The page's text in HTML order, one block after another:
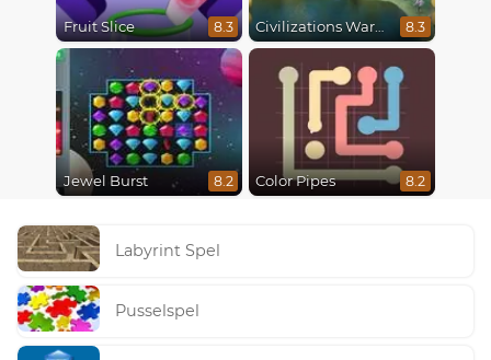
Fruit Slice 8.3 Civilizations Wars Master Edition 8.3
Jewel Burst 8.2 Color Pipes 8.2
Labyrint Spel
Pusselspel